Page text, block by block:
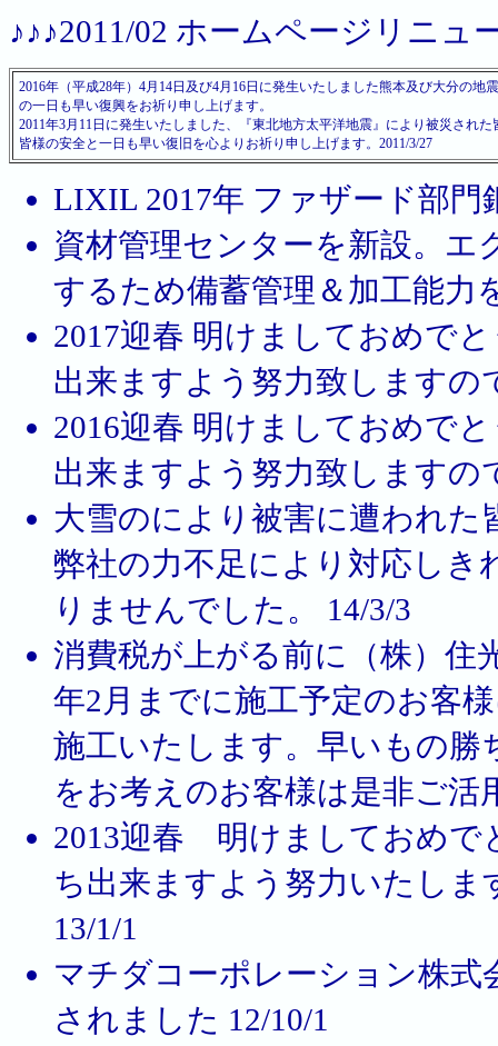
♪♪♪2011/02 ホームページリニュ
2016年（平成28年）4月14日及び4月16日に発生いたしました熊本及び大分の
の一日も早い復興をお祈り申し上げます。
2011年3月11日に発生いたしました、『東北地方太平洋地震』により被災され
皆様の安全と一日も早い復旧を心よりお祈り申し上げます。2011/3/27
LIXIL 2017年 ファザード部門
資材管理センターを新設。エ
するため備蓄管理＆加工能力
2017迎春 明けましておめで
出来ますよう努力致しますの
2016迎春 明けましておめで
出来ますよう努力致しますの
大雪のにより被害に遭われ
弊社の力不足により対応し
りませんでした。 14/3/3
消費税が上がる前に（株）住
年2月までに施工予定のお客
施工いたします。早いもの
をお考えのお客様は是非ご活
2013迎春 明けましておめで
ち出来ますよう努力いたし
13/1/1
マチダコーポレーション株
されました 12/10/1